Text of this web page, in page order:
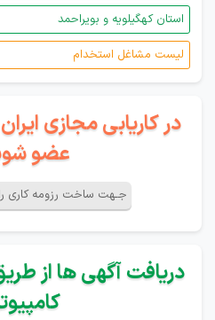
استان کهگیلویه و بویراحمد
لیست مشاغل استخدام
در کاریابی مجازی
عضو
جـهت ساخت رزومه کاری
دریافت آگهی ها از